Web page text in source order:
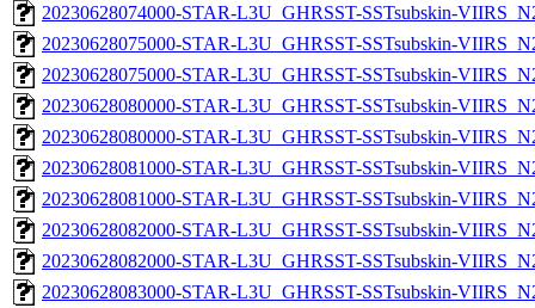
20230628074000-STAR-L3U_GHRSST-SSTsubskin-
20230628075000-STAR-L3U_GHRSST-SSTsubskin-
20230628075000-STAR-L3U_GHRSST-SSTsubskin-
20230628080000-STAR-L3U_GHRSST-SSTsubskin-
20230628080000-STAR-L3U_GHRSST-SSTsubskin-
20230628081000-STAR-L3U_GHRSST-SSTsubskin-
20230628081000-STAR-L3U_GHRSST-SSTsubskin-
20230628082000-STAR-L3U_GHRSST-SSTsubskin-
20230628082000-STAR-L3U_GHRSST-SSTsubskin-
20230628083000-STAR-L3U_GHRSST-SSTsubskin-